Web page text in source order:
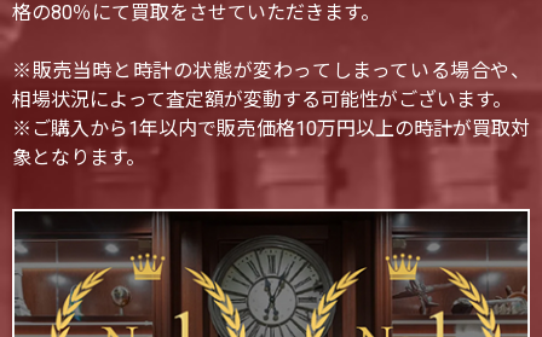
格の80％にて買取をさせていただきます。
※販売当時と時計の状態が変わってしまっている場合や、
相場状況によって査定額が変動する可能性がございます。
※ご購入から1年以内で販売価格10万円以上の時計が買取対
象となります。